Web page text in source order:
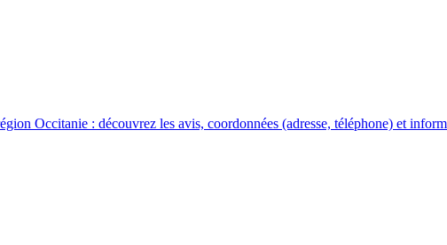
Occitanie : découvrez les avis, coordonnées (adresse, téléphone) et